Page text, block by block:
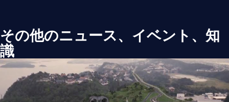
その他のニュース、イベント、知
識